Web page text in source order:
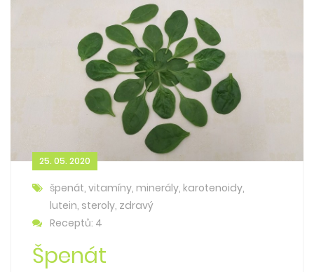
25. 05. 2020
špenát, vitamíny, minerály, karotenoidy,
lutein, steroly, zdravý
Receptů: 4
Špenát